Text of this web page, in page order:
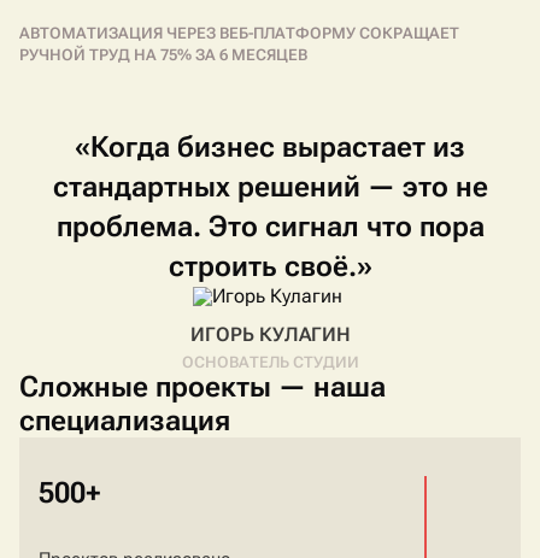
АВТОМАТИЗАЦИЯ ЧЕРЕЗ ВЕБ-ПЛАТФОРМУ СОКРАЩАЕТ
РУЧНОЙ ТРУД НА 75% ЗА 6 МЕСЯЦЕВ
ИГОРЬ КУЛАГИН
ОСНОВАТЕЛЬ СТУДИИ
«Когда бизнес вырастает из
стандартных решений — это не
проблема. Это сигнал что пора
строить своё.»
Сложные проекты — наша
специализация
500+